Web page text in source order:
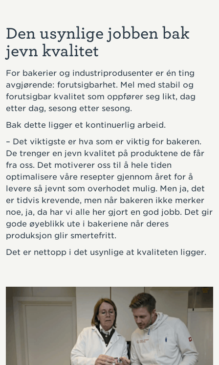
Den usynlige jobben bak
jevn kvalitet
For bakerier og industriprodusenter er én ting
avgjørende: forutsigbarhet. Mel med stabil og
forutsigbar kvalitet som oppfører seg likt, dag
etter dag, sesong etter sesong.
Bak dette ligger et kontinuerlig arbeid.
– Det viktigste er hva som er viktig for bakeren.
De trenger en jevn kvalitet på produktene de får
fra oss. Det motiverer oss til å hele tiden
optimalisere våre resepter gjennom året for å
levere så jevnt som overhodet mulig. Men ja, det
er tidvis krevende, men når bakeren ikke merker
noe, ja, da har vi alle her gjort en god jobb. Det gir
gode øyeblikk ute i bakeriene når deres
produksjon glir smertefritt.
Det er nettopp i det usynlige at kvaliteten ligger.